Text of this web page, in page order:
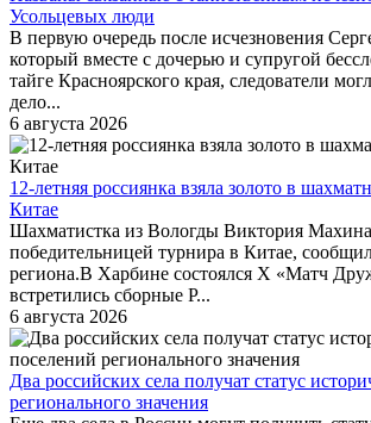
Усольцевых люди
В первую очередь после исчезновения
который вместе с дочерью и супругой
тайге Красноярского края, следователи
дело...
6 августа 2026
12-летняя россиянка взяла золото в
Китае
Шахматистка из Вологды Виктория Махина
победительницей турнира в Китае,
региона.В Харбине состоялся X «Матч
встретились сборные Р...
6 августа 2026
Два российских села получат статус
регионального значения